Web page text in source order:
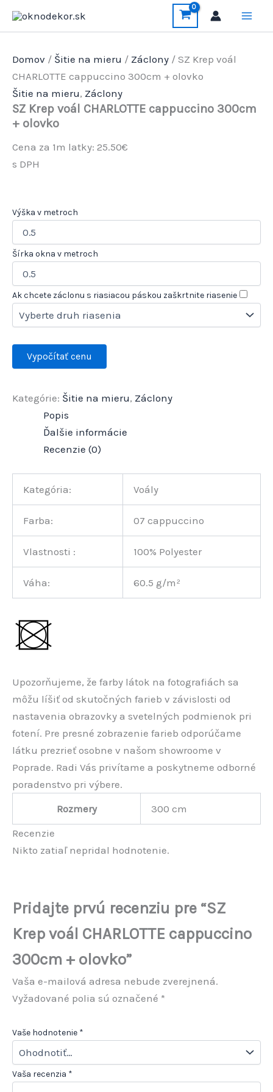
Preskočiť
Domov / Šitie na mieru / Záclony / SZ Krep voál
CHARLOTTE cappuccino 300cm + olovko
Šitie na mieru, Záclony
SZ Krep voál CHARLOTTE cappuccino 300cm
+ olovko
Cena za 1m latky: 25.50€
s DPH
Výška v metroch
Šírka okna v metroch
Ak chcete záclonu s riasiacou páskou zaškrtnite riasenie
Kategórie: Šitie na mieru, Záclony
Popis
Ďalšie informácie
Recenzie (0)
Kategória: Voály
Farba: 07 cappuccino
Vlastnosti : 100% Polyester
Váha: 60.5 g/m²
Upozorňujeme, že farby látok na fotografiách sa
môžu líšiť od skutočných farieb v závislosti od
nastavenia obrazovky a svetelných podmienok pri
fotení. Pre presné zobrazenie farieb odporúčame
látku prezrieť osobne v našom showroome v
Poprade. Radi Vás privítame a poskytneme odborné
poradenstvo pri výbere.
Rozmery
300 cm
Recenzie
Nikto zatiaľ nepridal hodnotenie.
Pridajte prvú recenziu pre “SZ
Krep voál CHARLOTTE cappuccino
300cm + olovko”
Vaša e-mailová adresa nebude zverejnená.
Vyžadované polia sú označené *
Vaše hodnotenie *
Vaša recenzia *